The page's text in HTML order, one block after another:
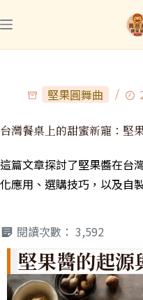
堅果圓舞曲
台灣餐桌上的甜蜜新寵：堅
這篇文章探討了堅果醬在台
化應用、選購技巧，以及自
閱讀次數： 3,592
堅果醬的起源